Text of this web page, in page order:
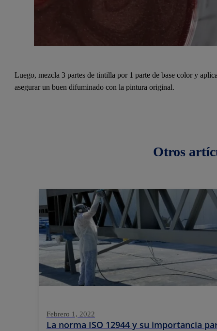
Luego, mezcla 3 partes de tintilla por 1 parte de base color y
asegurar un buen difuminado con la pintura original.
Otros
Febrero 1, 2022
La norma ISO 12944 y su importancia